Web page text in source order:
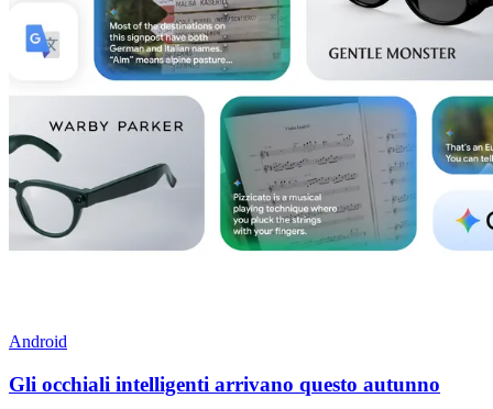
Android
Gli occhiali intelligenti arrivano questo autunno